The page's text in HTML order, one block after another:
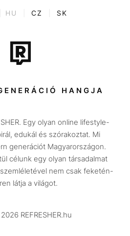
ENTR
Tudomány
Sport
Társadalom
Utazás
Életmód
Design
Videó
HU CZ SK
HANGJA
Egy olyan online lifestyle-
edukál és szórakoztat. Mi
generációt Magyarországon.
célunk egy olyan társadalmat
nem csak feketén-
látja a világot.
REFRESHER.hu